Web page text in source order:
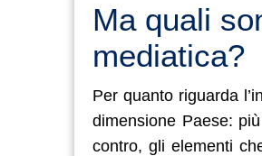
Ma quali
mediatica?
Per quanto riguarda
dimensione Paese:
contro, gli elementi